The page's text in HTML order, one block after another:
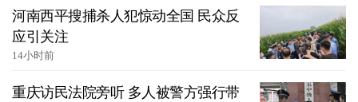
河南西平搜捕杀人犯惊动全国 民众反
应引关注
14小时前
重庆访民法院旁听 多人被警方强行带